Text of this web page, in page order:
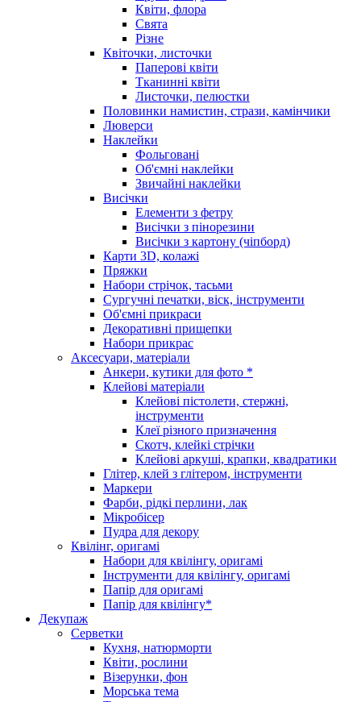
Квіти, флора
Свята
Різне
Квіточки, листочки
Паперові квіти
Тканинні квіти
Листочки, пелюстки
Половинки намистин, стрази, камінчики
Люверси
Наклейки
Фольговані
Об'ємні наклейки
Звичайні наклейки
Висічки
Елементи з фетру
Висічки з пінорезини
Висічки з картону (чіпборд)
Карти 3D, колажі
Пряжки
Набори стрічок, тасьми
Сургучні печатки, віск, інструменти
Об'ємні прикраси
Декоративні прищепки
Набори прикрас
Аксесуари, матеріали
Анкери, кутики для фото *
Клейові матеріали
Клейові пістолети, стержні,
інструменти
Клеї різного призначення
Скотч, клейкі стрічки
Клейові аркуші, крапки, квадратики
Глітер, клей з глітером, інструменти
Маркери
Фарби, рідкі перлини, лак
Мікробісер
Пудра для декору
Квілінг, оригамі
Набори для квілінгу, оригамі
Інструменти для квілінгу, оригамі
Папір для оригамі
Папір для квілінгу*
Декупаж
Серветки
Кухня, натюрморти
Квіти, рослини
Візерунки, фон
Морська тема